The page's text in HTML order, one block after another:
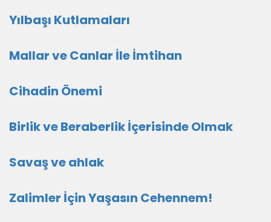
Yılbaşı Kutlamaları
Mallar ve Canlar İle İmtihan
Cihadin Önemi
Birlik ve Beraberlik İçerisinde Olmak
Savaş ve ahlak
Zalimler İçin Yaşasın Cehennem!